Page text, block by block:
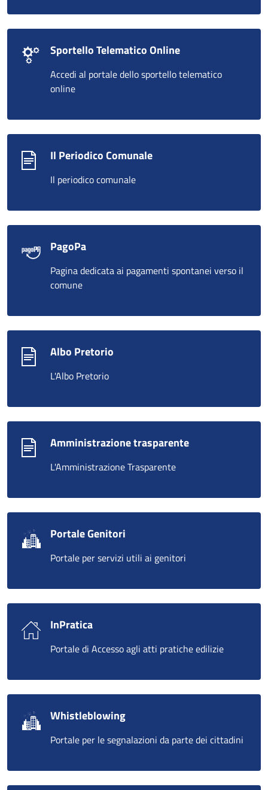
Sportello Telematico Online
Accedi al portale dello sportello telematico
online
Il Periodico Comunale
Il periodico comunale
PagoPa
Pagina dedicata ai pagamenti spontanei verso il
comune
Albo Pretorio
L'Albo Pretorio
Amministrazione trasparente
L'Amministrazione Trasparente
Portale Genitori
Portale per servizi utili ai genitori
InPratica
Portale di Accesso agli atti pratiche edilizie
Whistleblowing
Portale per le segnalazioni da parte dei cittadini